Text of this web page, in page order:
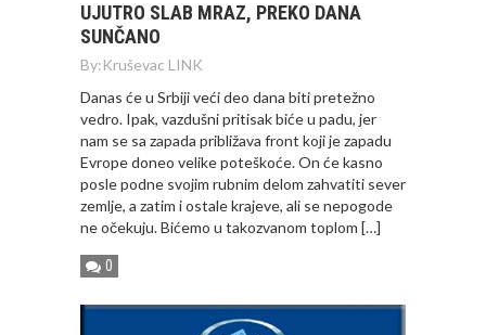
UJUTRO SLAB MRAZ, PREKO DANA
SUNČANO
By:Kruševac LINK
Danas će u Srbiji veći deo dana biti pretežno
vedro. Ipak, vazdušni pritisak biće u padu, jer
nam se sa zapada približava front koji je zapadu
Evrope doneo velike poteškoće. On će kasno
posle podne svojim rubnim delom zahvatiti sever
zemlje, a zatim i ostale krajeve, ali se nepogode
ne očekuju. Bićemo u takozvanom toplom […]
0